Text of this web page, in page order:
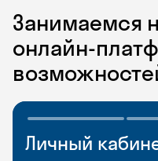
Занимаемся
онлайн-
Личный
Мобильное
Разговорные